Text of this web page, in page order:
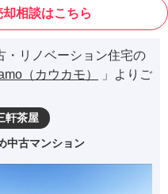
相談はこちら
・リノベーション住宅の
（カウカモ）
」よりご
軒茶屋
中古マンション